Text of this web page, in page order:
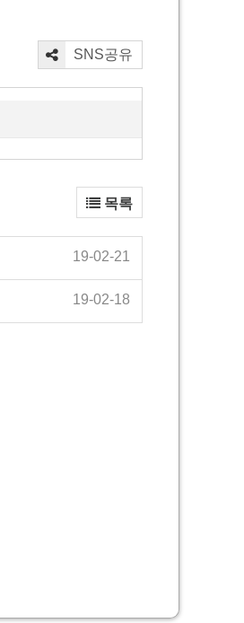
SNS공유
목록
19-02-21
19-02-18